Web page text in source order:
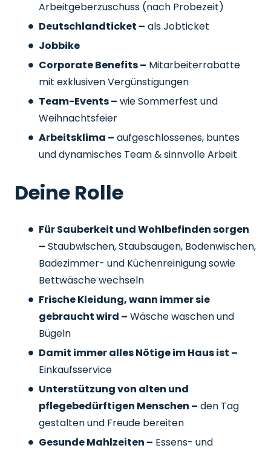
Arbeitgeberzuschuss (nach Probezeit)
Deutschlandticket – als Jobticket
Jobbike
Corporate Benefits – Mitarbeiterrabatte
mit exklusiven Vergünstigungen
Team-Events – wie Sommerfest und
Weihnachtsfeier
Arbeitsklima – aufgeschlossenes, buntes
und dynamisches Team & sinnvolle Arbeit
Deine Rolle
Für Sauberkeit und Wohlbefinden sorgen
– Staubwischen, Staubsaugen, Bodenwischen,
Badezimmer- und Küchenreinigung sowie
Bettwäsche wechseln
Frische Kleidung, wann immer sie
gebraucht wird – Wäsche waschen und
Bügeln
Damit immer alles Nötige im Haus ist –
Einkaufsservice
Unterstützung von alten und
pflegebedürftigen Menschen – den Tag
gestalten und Freude bereiten
Gesunde Mahlzeiten – Essens- und